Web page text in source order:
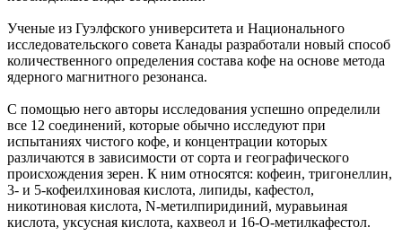
Ученые из Гуэлфского университета и Национального
исследовательского совета Канады разработали новый способ
количественного определения состава кофе на основе метода
ядерного магнитного резонанса.
С помощью него авторы исследования успешно определили
все 12 соединений, которые обычно исследуют при
испытаниях чистого кофе, и концентрации которых
различаются в зависимости от сорта и географического
происхождения зерен. К ним относятся: кофеин, тригонеллин,
3- и 5-кофеилхиновая кислота, липиды, кафестол,
никотиновая кислота, N-метилпиридиний, муравьиная
кислота, уксусная кислота, кахвеол и 16-О-метилкафестол.